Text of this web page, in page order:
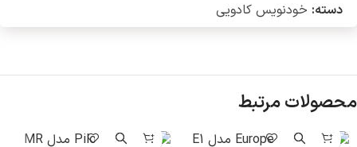
دسته: خودنویس کادویی
محصولات مرتبط